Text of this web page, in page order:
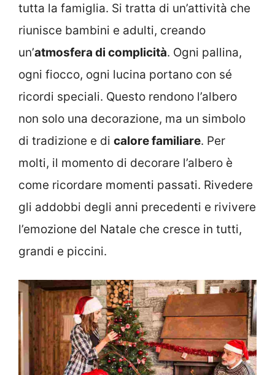
tutta la famiglia. Si tratta di un’attività che
riunisce bambini e adulti, creando
un’atmosfera di complicità. Ogni pallina,
ogni fiocco, ogni lucina portano con sé
ricordi speciali. Questo rendono l’albero
non solo una decorazione, ma un simbolo
di tradizione e di calore familiare. Per
molti, il momento di decorare l’albero è
come ricordare momenti passati. Rivedere
gli addobbi degli anni precedenti e rivivere
l’emozione del Natale che cresce in tutti,
grandi e piccini.